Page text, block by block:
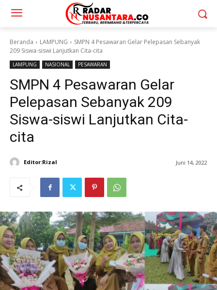
Beranda LAMPUNG
SMPN 4 Pesawaran Gelar Pelepasan Sebanyak
209 Siswa-siswi Lanjutkan Cita-cita
LAMPUNG NASIONAL PESAWARAN
SMPN 4 Pesawaran Gelar
Pelepasan Sebanyak 209
Siswa-siswi Lanjutkan Cita-
cita
Editor:Rizal Juni 14, 2022